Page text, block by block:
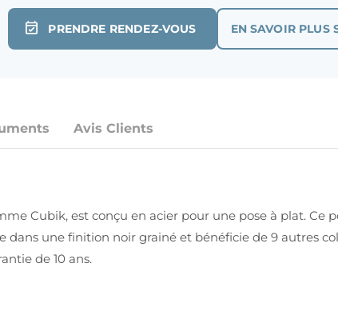
PRENDRE RENDEZ-VOUS EN SAVOIR PLUS
Avis Clients
Cubik, est conçu en acier pour une pose à plat. Ce
une finition noir grainé et bénéficie de 9 autres
de 10 ans.